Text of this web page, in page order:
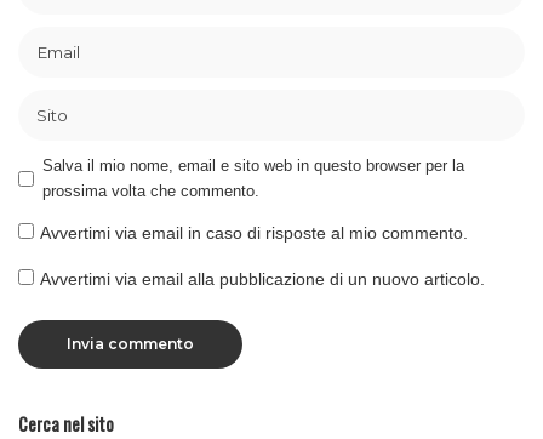
Salva il mio nome, email e sito web in questo browser per la
prossima volta che commento.
Avvertimi via email in caso di risposte al mio commento.
Avvertimi via email alla pubblicazione di un nuovo articolo.
Cerca nel sito